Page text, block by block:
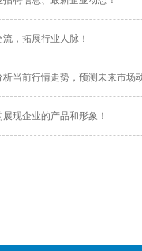
，拓展行业人脉！
当前行情走势，预测未来市场
现企业的产品和形象！